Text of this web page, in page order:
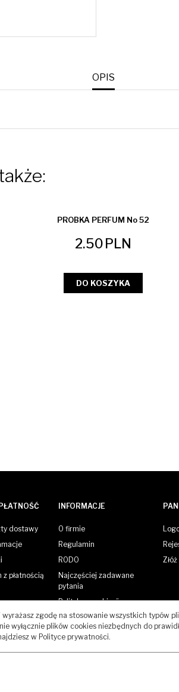
OPIS
PROBKA PERFUM No 52
2.50PLN
DO KOSZYKA
dostawy
z płatnością
INFORMACJE
O firmie
Regulamin
RODO
Najczęściej zadawane
pytania
Polityka „cookies”
Kontakt
zgodę na stosowanie wszystkich typów
wyłącznie plików cookies niezbędnych do
w Polityce prywatności.